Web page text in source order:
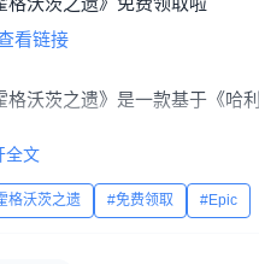
看链接
格沃茨之遗》是一款基于《哈
程中，你将造访那些熟悉的和
巫师。
1800 年代的霍格沃茨。 你将
全文
格沃茨之遗 免费领取 Epic